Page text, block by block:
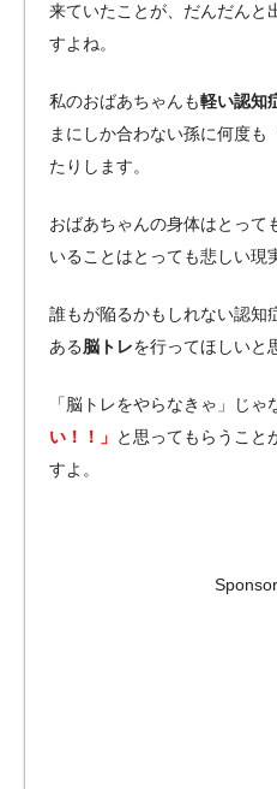
来ていたことが、だんだんと
すよね。
私のおばあちゃんも軽い認知
まにしか合わない孫に何度も
たりします。
おばあちゃんの身体はとって
いることはとっても悲しい現
誰もが陥るかもしれない認知
ある脳トレを行ってほしいと
「脳トレをやらなきゃ」じゃ
い！！」 と思ってもらうこと
すよ。